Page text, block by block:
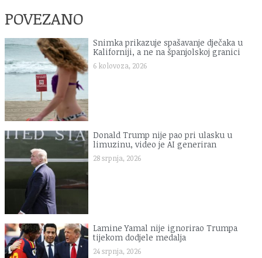
POVEZANO
Snimka prikazuje spašavanje dječaka u
Kaliforniji, a ne na španjolskoj granici
6 kolovoza, 2026
Donald Trump nije pao pri ulasku u
limuzinu, video je AI generiran
28 srpnja, 2026
Lamine Yamal nije ignorirao Trumpa
tijekom dodjele medalja
24 srpnja, 2026